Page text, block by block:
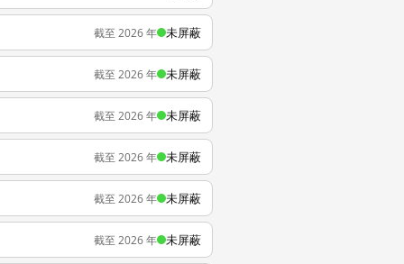
截至 2026 年 未屏蔽
截至 2026 年 未屏蔽
截至 2026 年 未屏蔽
截至 2026 年 未屏蔽
截至 2026 年 未屏蔽
截至 2026 年 未屏蔽